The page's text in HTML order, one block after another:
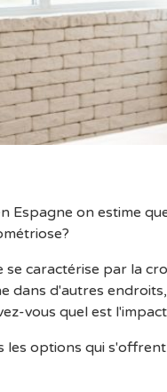
Espagne on estime
caractérise par la
dans d'autres
vous quel est
les options qui